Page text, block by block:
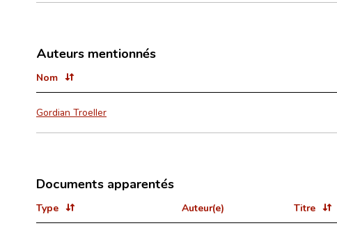
Auteurs mentionnés
Nom
Gordian Troeller
Documents apparentés
Type Auteur(e) Titre